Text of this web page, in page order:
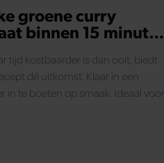
groene curry
binnen 15 minuten
tijd kostbaarder is dan ooit, biedt
dé uitkomst. Klaar in een
in te boeten op smaak. Ideaal voor